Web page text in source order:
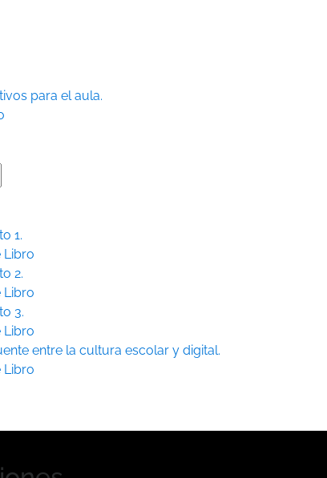
para el aula.
1.
Libro
2.
Libro
3.
Libro
entre la cultura escolar y digital.
Libro